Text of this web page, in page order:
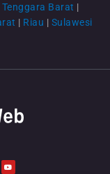
Tenggara Barat |
| Riau | Sulawesi
Y
o